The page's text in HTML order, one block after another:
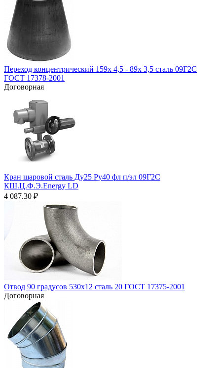
Переход концентрический 159х 4,5 - 89х 3,5 сталь 09Г2С
ГОСТ 17378-2001
Договорная
Кран шаровой сталь Ду25 Ру40 фл п/эл 09Г2С
КШ.Ц.Ф.Э.Energy LD
4 087.30 ₽
Отвод 90 градусов 530х12 сталь 20 ГОСТ 17375-2001
Договорная